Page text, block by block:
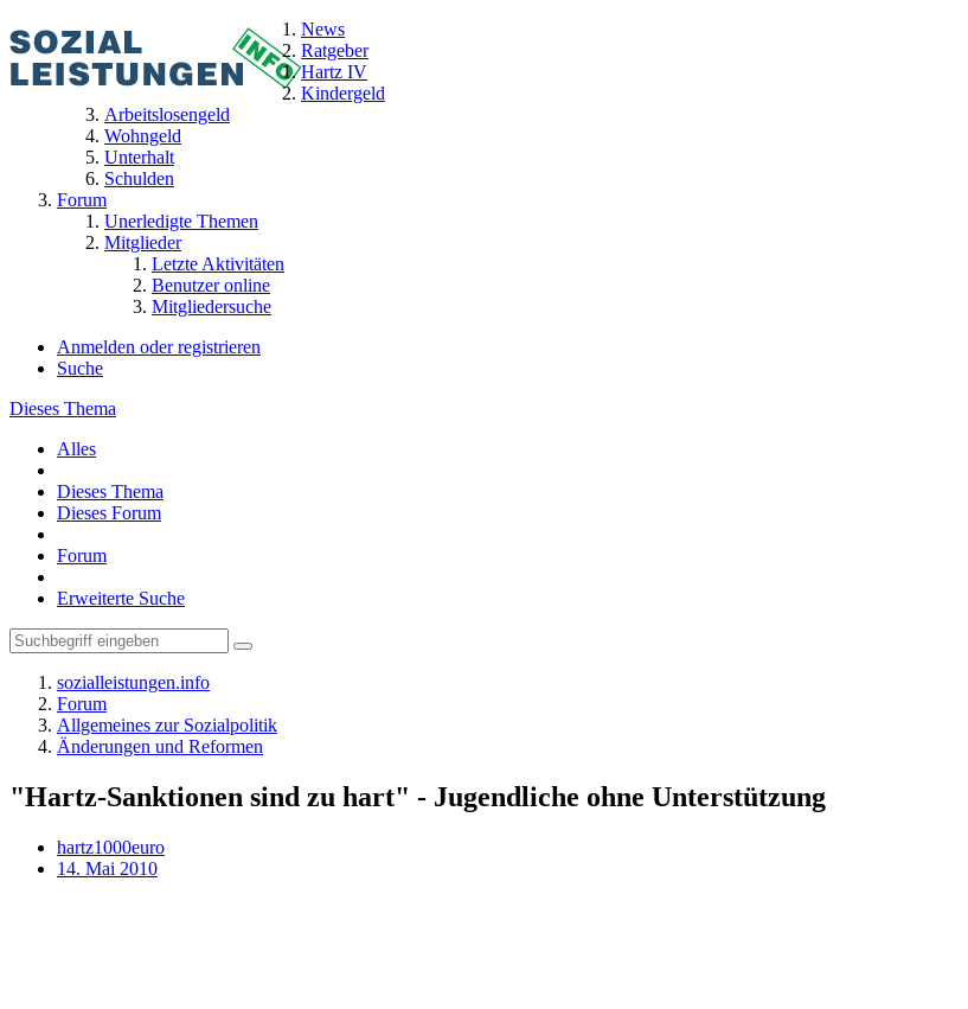
News
Ratgeber
Hartz IV
Kindergeld
Arbeitslosengeld
Wohngeld
Unterhalt
Schulden
Forum
Unerledigte Themen
Mitglieder
Letzte Aktivitäten
Benutzer online
Mitgliedersuche
Anmelden oder registrieren
Suche
Dieses Thema
Alles
Dieses Thema
Dieses Forum
Forum
Erweiterte Suche
sozialleistungen.info
Forum
Allgemeines zur Sozialpolitik
Änderungen und Reformen
"Hartz-Sanktionen sind zu hart" - Jugendliche ohne Unterstützung
hartz1000euro
14. Mai 2010